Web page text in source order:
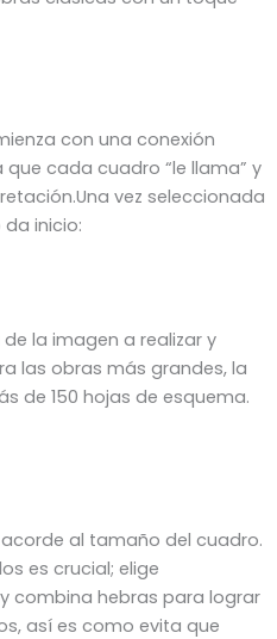
con una conexión
cada cuadro “le llama” y
vez seleccionada
inicio:
la imagen a realizar y
las obras más grandes, la
de 150 hojas de esquema.
al tamaño del cuadro.
es crucial; elige
combina hebras para lograr
así es como evita que